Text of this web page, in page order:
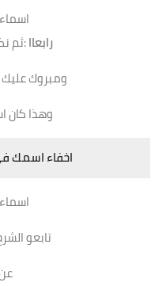
رابعاا:ثم
ومبروك
وهذا
اخفاء اسمك في
تابعو